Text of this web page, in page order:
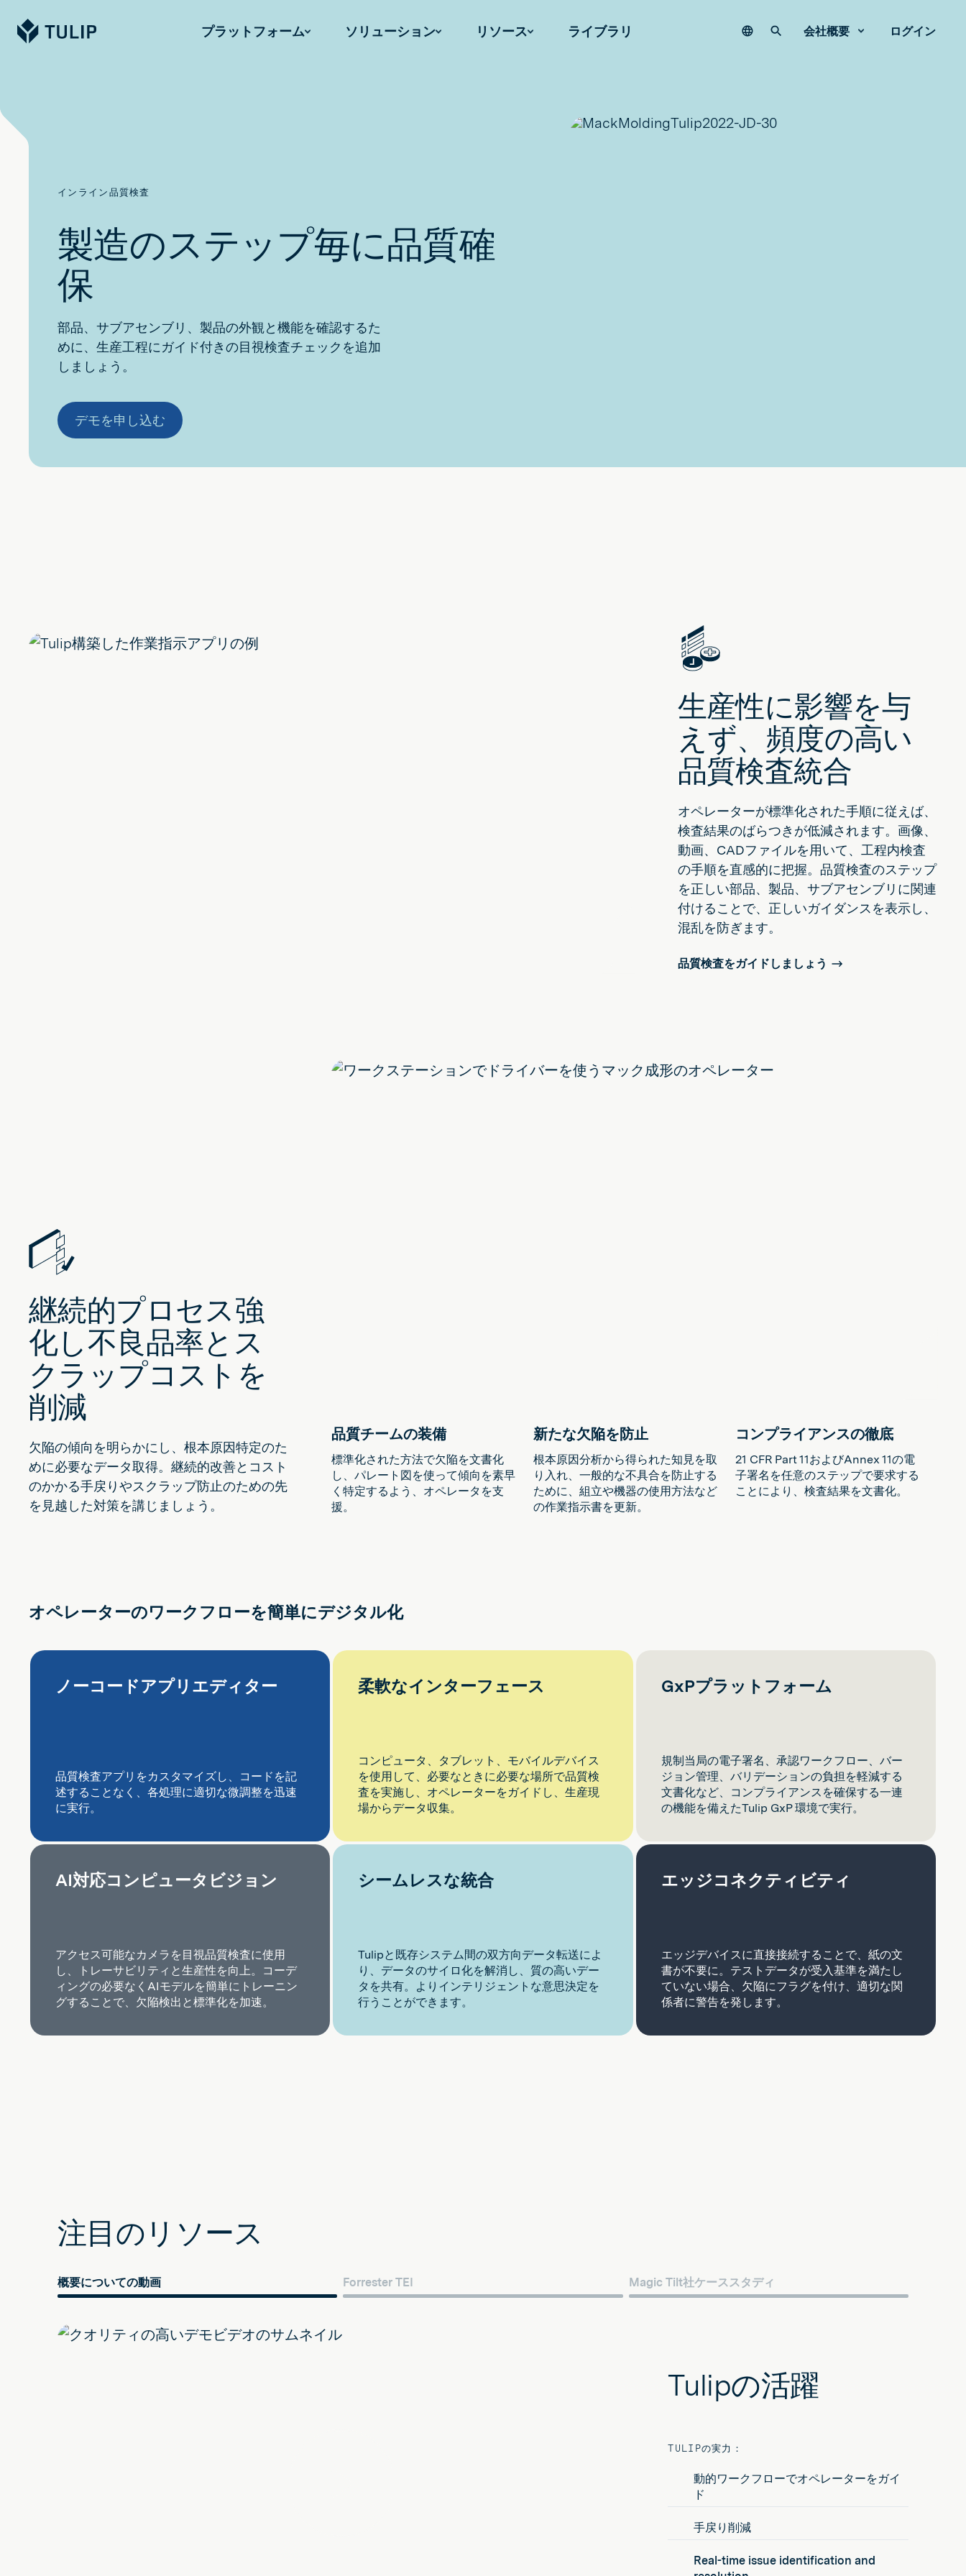
Tulip プラットフォーム ソリューション リソース ライブラリ Languageサイト内検索
会社概要 ログイン
インライン品質検査
製造のステップ毎に品質確
保
部品、サブアセンブリ、製品の外観と機能を確認するた
めに、生産工程にガイド付きの目視検査チェックを追加
しましょう。
デモを申し込む
生産性に影響を与
えず、頻度の高い
品質検査統合
オペレーターが標準化された手順に従えば、
検査結果のばらつきが低減されます。画像、
動画、CADファイルを用いて、工程内検査
の手順を直感的に把握。品質検査のステップ
を正しい部品、製品、サブアセンブリに関連
付けることで、正しいガイダンスを表示し、
混乱を防ぎます。
品質検査をガイドしましょう
継続的プロセス強
化し不良品率とス
クラップコストを
削減
欠陥の傾向を明らかにし、根本原因特定のた
めに必要なデータ取得。継続的改善とコスト
のかかる手戻りやスクラップ防止のための先
を見越した対策を講じましょう。
品質チームの装備
標準化された方法で欠陥を文書化
し、パレート図を使って傾向を素早
く特定するよう、オペレータを支
援。
新たな欠陥を防止
根本原因分析から得られた知見を取
り入れ、一般的な不具合を防止する
ために、組立や機器の使用方法など
の作業指示書を更新。
コンプライアンスの徹底
21 CFR Part 11およびAnnex 11の電
子署名を任意のステップで要求する
ことにより、検査結果を文書化。
オペレーターのワークフローを簡単にデジタル化
ノーコードアプリエディター
品質検査アプリをカスタマイズし、コードを記
述することなく、各処理に適切な微調整を迅速
に実行。
柔軟なインターフェース
コンピュータ、タブレット、モバイルデバイス
を使用して、必要なときに必要な場所で品質検
査を実施し、オペレーターをガイドし、生産現
場からデータ収集。
GxPプラットフォーム
規制当局の電子署名、承認ワークフロー、バー
ジョン管理、バリデーションの負担を軽減する
文書化など、コンプライアンスを確保する一連
の機能を備えたTulip GxP 環境で実行。
AI対応コンピュータビジョン
アクセス可能なカメラを目視品質検査に使用
し、トレーサビリティと生産性を向上。コーデ
ィングの必要なくAIモデルを簡単にトレーニン
グすることで、欠陥検出と標準化を加速。
シームレスな統合
Tulipと既存システム間の双方向データ転送によ
り、データのサイロ化を解消し、質の高いデー
タを共有。よりインテリジェントな意思決定を
行うことができます。
エッジコネクティビティ
エッジデバイスに直接接続することで、紙の文
書が不要に。テストデータが受入基準を満たし
ていない場合、欠陥にフラグを付け、適切な関
係者に警告を発します。
注目のリソース
概要についての動画 Forrester TEI Magic Tilt社ケーススタディ
Tulipの活躍
TULIPの実力：
動的ワークフローでオペレーターをガイ
ド
手戻り削減
Real-time issue identification and